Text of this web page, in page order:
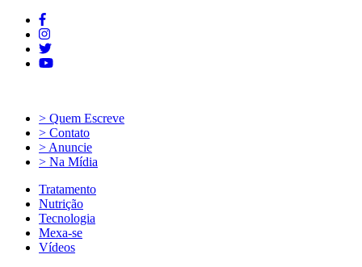
> Quem Escreve
> Contato
> Anuncie
> Na Mídia
Tratamento
Nutrição
Tecnologia
Mexa-se
Vídeos